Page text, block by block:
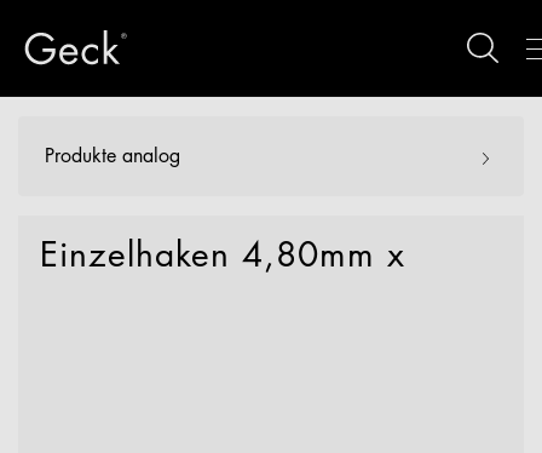
Produkte analog
Einzelhaken 4,80mm x